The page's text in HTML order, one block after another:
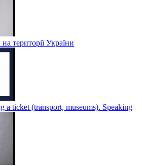
території України
a ticket (transport, museums). Speaking